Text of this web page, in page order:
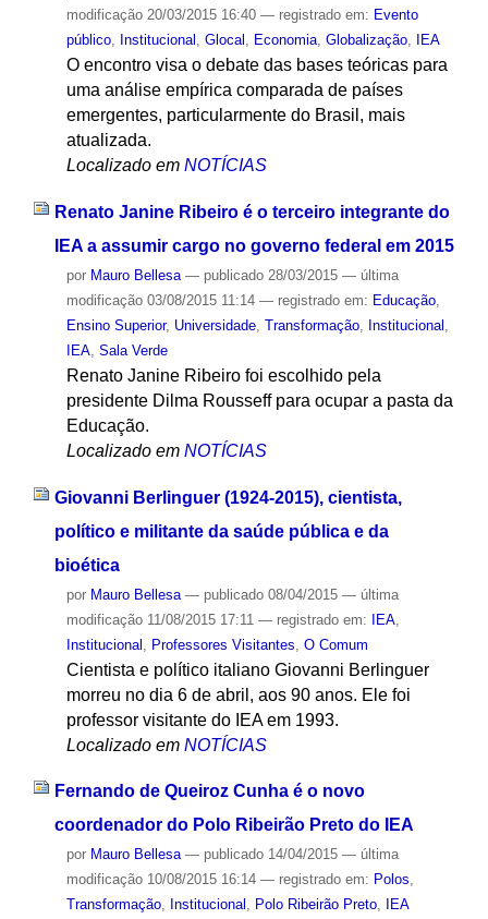
modificação20/03/2015 16:40 — registrado em: Evento
público, Institucional , Glocal , Economia, Globalização, IEA
O encontro visa o debate das bases teóricas para
uma análise empírica comparada de países
emergentes, particularmente do Brasil, mais
atualizada.
Localizado em NOTÍCIAS
Renato Janine Ribeiro é o terceiro integrante do
IEA a assumir cargo no governo federal em 2015
por Mauro Bellesa — publicado28/03/2015 — última
modificação03/08/2015 11:14 — registrado em: Educação,
Ensino Superior, Universidade, Transformação, Institucional ,
IEA, Sala Verde
Renato Janine Ribeiro foi escolhido pela
presidente Dilma Rousseff para ocupar a pasta da
Educação.
Localizado em NOTÍCIAS
Giovanni Berlinguer (1924-2015), cientista,
político e militante da saúde pública e da
bioética
por Mauro Bellesa — publicado08/04/2015 — última
modificação11/08/2015 17:11 — registrado em: IEA,
Institucional
Professores Visitantes O Comum
Cientista e político italiano Giovanni Berlinguer
morreu no dia 6 de abril, aos 90 anos. Ele foi
professor visitante do IEA em 1993.
Localizado em NOTÍCIAS
Fernando de Queiroz Cunha é o novo
coordenador do Polo Ribeirão Preto do IEA
por Mauro Bellesa — publicado14/04/2015 — última
modificação10/08/2015 16:14 — registrado em: Polos,
Transformação, Institucional , Polo Ribeirão Preto, IEA